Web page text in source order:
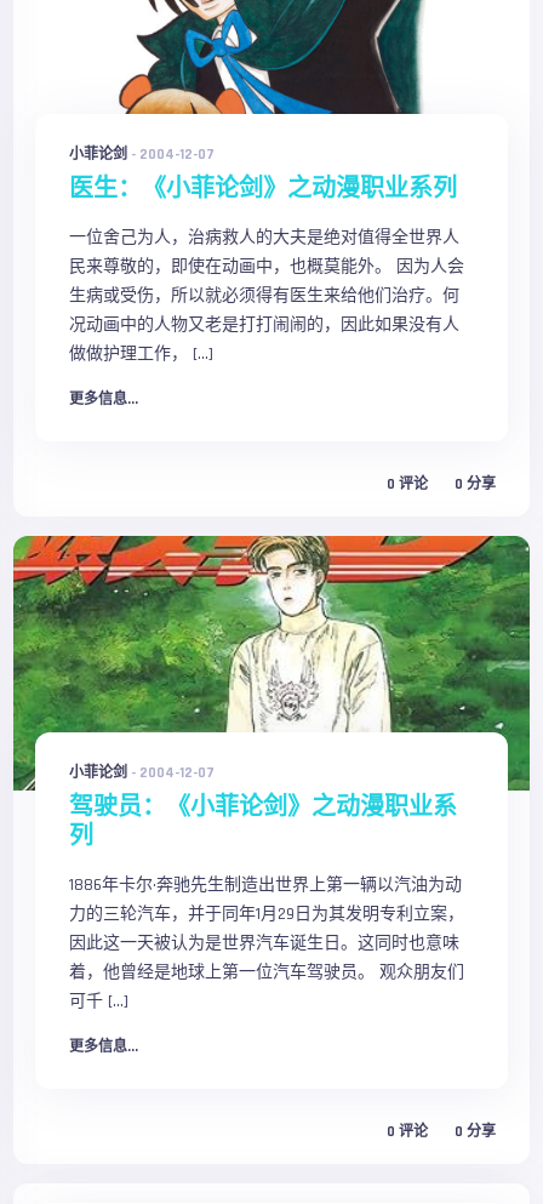
小菲论剑- 2004-12-07
医生：《小菲论剑》之动漫职业系列
一位舍己为人，治病救人的大夫是绝对值得全世界人
民来尊敬的，即使在动画中，也概莫能外。 因为人会
生病或受伤，所以就必须得有医生来给他们治疗。何
况动画中的人物又老是打打闹闹的，因此如果没有人
做做护理工作， […]
更多信息...
0 评论 0 分享
小菲论剑- 2004-12-07
驾驶员：《小菲论剑》之动漫职业系
列
1886年卡尔·奔驰先生制造出世界上第一辆以汽油为动
力的三轮汽车，并于同年1月29日为其发明专利立案，
因此这一天被认为是世界汽车诞生日。这同时也意味
着，他曾经是地球上第一位汽车驾驶员。 观众朋友们
可千 […]
更多信息...
0 评论 0 分享